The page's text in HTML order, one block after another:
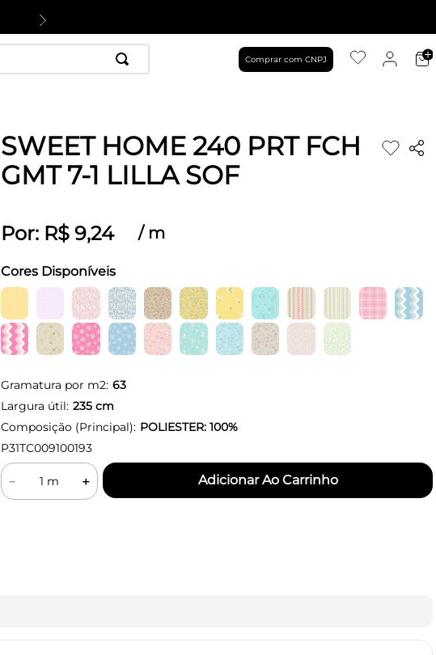
Comprar com CNPJ
SWEET HOME 240 PRT FCH
GMT 7-1 LILLA SOF
Por: R$ 9,24 / m
Cores Disponíveis
Gramatura por m2: 63
Largura útil: 235cm
Composição (Principal): POLIESTER: 100%
P31TC009100193
＋
－